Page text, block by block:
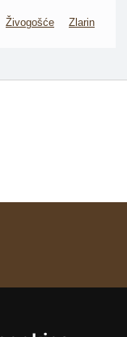
Živogošće Zlarin